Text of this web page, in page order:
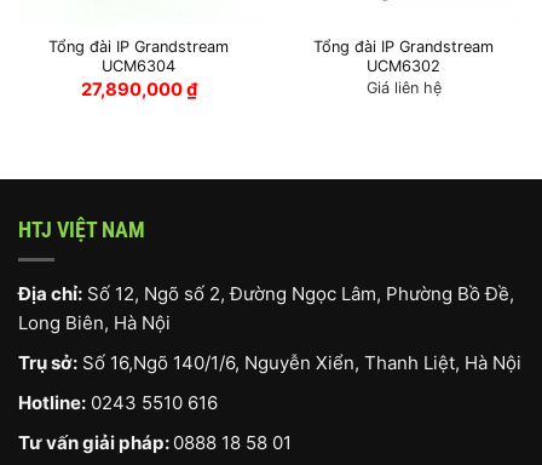
Tổng đài IP Grandstream
UCM6304
27,890,000₫
Tổng đài IP Grandstream
UCM6302
Giá liên hệ
HTJ VIỆT NAM
Địa chỉ: Số 12, Ngõ số 2, Đường Ngọc Lâm, Phường Bồ Đề,
Long Biên, Hà Nội
Trụ sở: Số 16,Ngõ 140/1/6, Nguyễn Xiển, Thanh Liệt, Hà Nội
Hotline: 0243 5510 616
Tư vấn giải pháp: 0888 18 58 01